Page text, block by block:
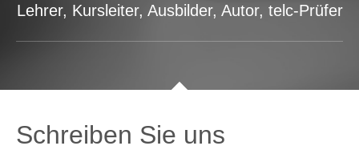
Lehrer, Kursleiter, Ausbilder, Autor, telc-Prüfer
Schreiben Sie uns